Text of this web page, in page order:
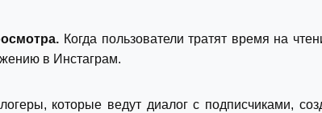
Когда пользователи тратят время на
в Инстаграм.
которые ведут диалог с подписчиками,